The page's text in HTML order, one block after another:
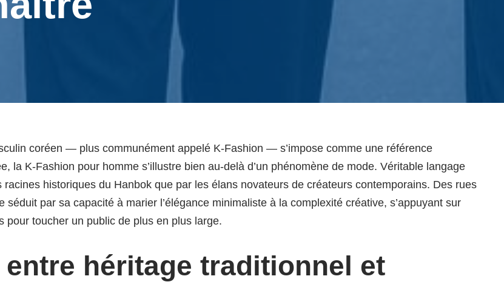
coréen — plus communément appelé K-Fashion — s’impose comme une référence
la K-Fashion pour homme s’illustre bien au-delà d’un phénomène de mode. Véritable langage
historiques du Hanbok que par les élans novateurs de créateurs contemporains. Des rues
par sa capacité à marier l’élégance minimaliste à la complexité créative, s’appuyant sur
pour toucher un public de plus en plus large.
héritage traditionnel et